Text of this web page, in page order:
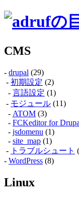
CMS
- drupal (29)
- 初期設定 (2)
- 言語設定 (1)
- モジュール (11)
- ATOM (3)
- FCKeditor for
- jsdomenu (1)
- site_map (1)
- トラブルシュート
- WordPress (8)
Linux